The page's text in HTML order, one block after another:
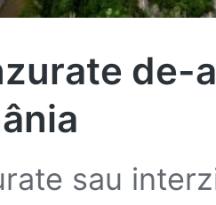
de-
sau